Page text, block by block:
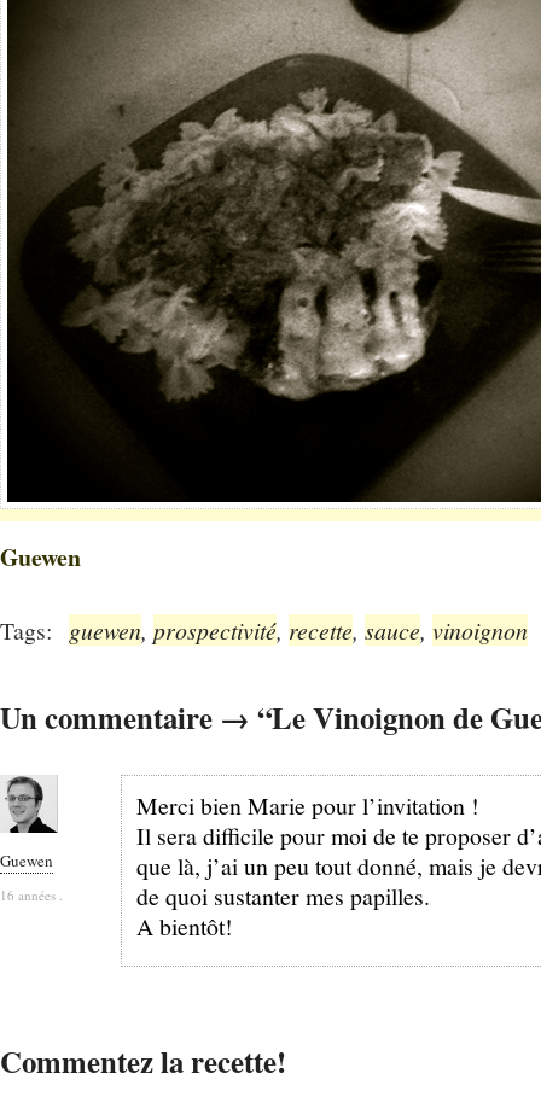
Guewen
Tags: guewen, prospectivité, recette, sauce, vinoignon
Un commentaire → “Le Vinoignon de
Guewen
16 années .
Merci bien Marie pour l’invitation !
Il sera difficile pour moi de te proposer
que là, j’ai un peu tout donné, mais je
de quoi sustanter mes papilles.
A bientôt!
Commentez la recette!